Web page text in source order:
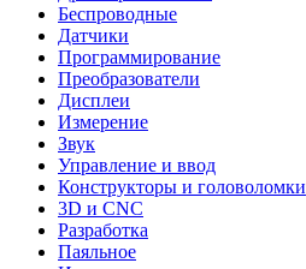
Беспроводные
Датчики
Программирование
Преобразователи
Дисплеи
Измерение
Звук
Управление и ввод
Конструкторы и головоломки
3D и CNC
Разработка
Паяльное